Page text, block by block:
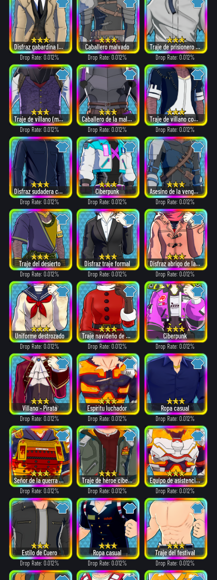
Disfraz gabardina larga
Drop Rate: 0.012%
Caballero malvado
Drop Rate: 0.012%
Traje de prisionero fugado
Drop Rate: 0.012%
Traje de villano (máscara β)
Drop Rate: 0.012%
Caballero de la maldad absoluta
Drop Rate: 0.012%
Traje de villano con cabello blanco
Drop Rate: 0.012%
Disfraz sudadera con cremallera
Drop Rate: 0.012%
Ciberpunk
Drop Rate: 0.012%
Asesino de la venganza
Drop Rate: 0.012%
Traje del desierto
Drop Rate: 0.012%
Disfraz traje formal
Drop Rate: 0.012%
Disfraz abrigo de lana
Drop Rate: 0.012%
Uniforme destrozado
Drop Rate: 0.012%
Traje navideño de Papá Noel
Drop Rate: 0.012%
Ciberpunk
Drop Rate: 0.012%
Villano - Pirata
Drop Rate: 0.012%
Espíritu luchador
Drop Rate: 0.012%
Ropa casual
Drop Rate: 0.012%
Señor de la guerra en llamas
Drop Rate: 0.012%
Traje de héroe cibernético
Drop Rate: 0.012%
Equipo de asistencia de dones
Drop Rate: 0.012%
Estilo de Cuero
Drop Rate: 0.012%
Ropa casual
Drop Rate: 0.012%
Traje del festival
Drop Rate: 0.012%